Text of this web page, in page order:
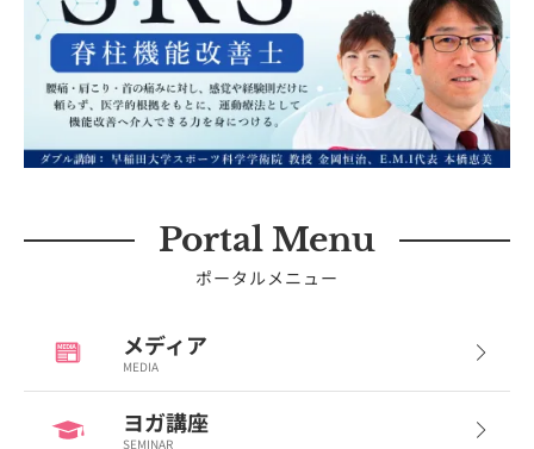
Portal Menu
ポータルメニュー
メディア
MEDIA
ヨガ講座
SEMINAR